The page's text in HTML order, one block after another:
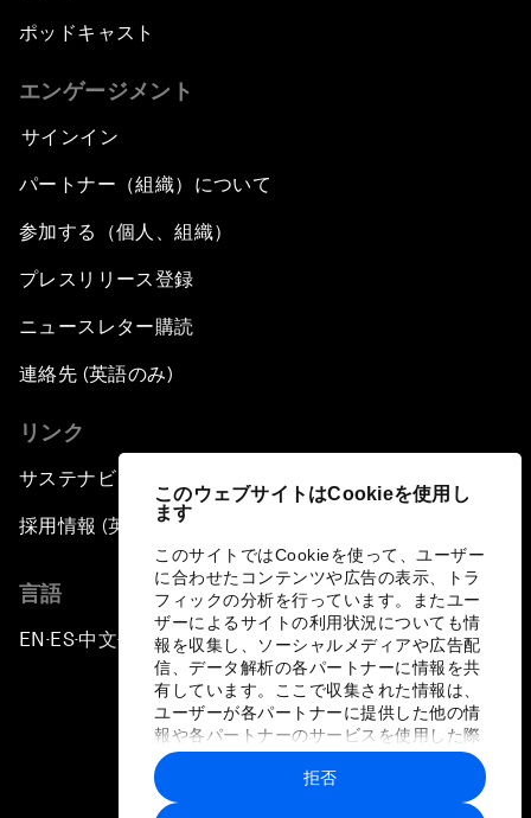
このウェブサイトはCookieを使用し
ます
このサイトではCookieを使って、ユーザー
に合わせたコンテンツや広告の表示、トラ
フィックの分析を行っています。またユー
ザーによるサイトの利用状況についても情
報を収集し、ソーシャルメディアや広告配
信、データ解析の各パートナーに情報を共
有しています。ここで収集された情報は、
ユーザーが各パートナーに提供した他の情
報や各パートナーのサービスを使用した際
に収集された情報と組み合わされ、各パー
トナーによって使用されることがありま
す。
拒否
ポッドキャスト
エンゲージメント
サインイン
パートナー（組織）について
参加する（個人、組織）
プレスリリース登録
ニュースレター購読
連絡先 (英語のみ)
リンク
サステナビリティへの取り組み
採用情報 (英語のみ)
言語
EN ▪ES▪中文▪ 日本語
プライバシーポリシーと利用規約